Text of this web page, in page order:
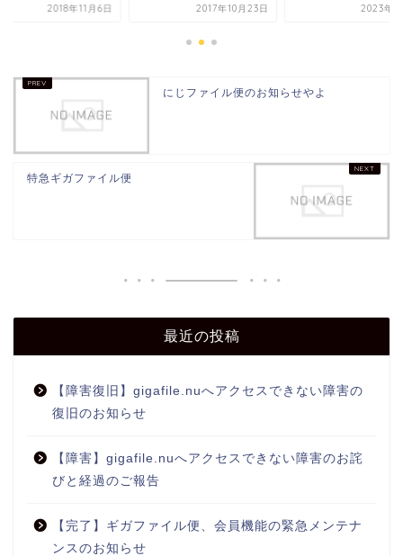
2018年11月6日 2017年10月23日 2023年7
にじファイル便のお知らせやよ
特急ギガファイル便
最近の投稿
【障害復旧】gigafile.nuへアクセスできない障害の
復旧のお知らせ
【障害】gigafile.nuへアクセスできない障害のお詫
びと経過のご報告
【完了】ギガファイル便、会員機能の緊急メンテナ
ンスのお知らせ